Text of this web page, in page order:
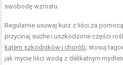
swobodę wzrostu.
Regularnie usuwaj kurz z liści za
przycinaj suche i uszkodzone części
kątem szkodników i chorób; stosuj
jak mycie liści wodą z delikatnym